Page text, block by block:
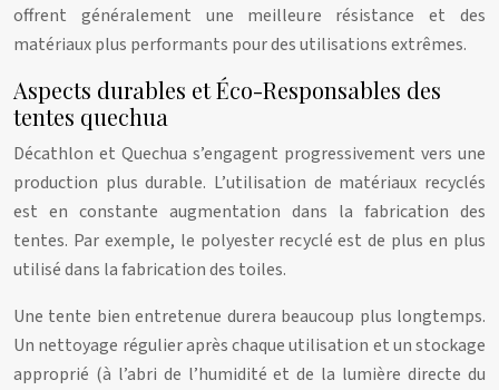
offrent généralement une meilleure résistance et des
matériaux plus performants pour des utilisations extrêmes.
Aspects durables et Éco-Responsables des
tentes quechua
Décathlon et Quechua s’engagent progressivement vers une
production plus durable. L’utilisation de matériaux recyclés
est en constante augmentation dans la fabrication des
tentes. Par exemple, le polyester recyclé est de plus en plus
utilisé dans la fabrication des toiles.
Une tente bien entretenue durera beaucoup plus longtemps.
Un nettoyage régulier après chaque utilisation et un stockage
approprié (à l’abri de l’humidité et de la lumière directe du